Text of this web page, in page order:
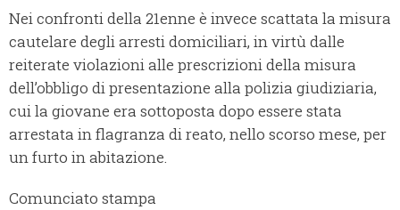
Nei confronti della 21enne è invece scattata la misura
cautelare degli arresti domiciliari, in virtù dalle
reiterate violazioni alle prescrizioni della misura
dell’obbligo di presentazione alla polizia giudiziaria,
cui la giovane era sottoposta dopo essere stata
arrestata in flagranza di reato, nello scorso mese, per
un furto in abitazione.
Comunciato stampa